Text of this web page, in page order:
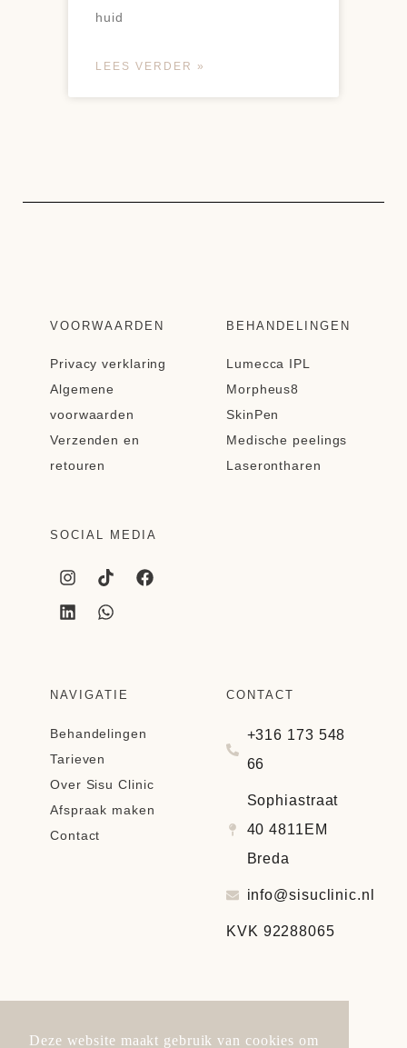
huid
LEES VERDER »
NAVIGATIE
Behandelingen
Tarieven
Over Sisu Clinic
Afspraak maken
Contact
CONTACT
+316 173 548
66
Sophiastraat
40 4811EM
Breda
info@sisuclinic.nl
KVK 92288065
VOORWAARDEN
Privacy verklaring
Algemene
voorwaarden
Verzenden en
retouren
SOCIAL MEDIA
BEHANDELINGEN
Lumecca IPL
Morpheus8
SkinPen
Medische peelings
Laserontharen
Deze website maakt gebruik van cookies om